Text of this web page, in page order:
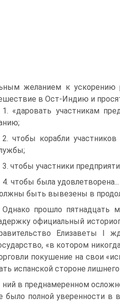
желанием к ускорению
в Ост-Индию и
1. «даровать участникам
2. чтобы корабли
3. чтобы участники
4. чтобы была
быть вывезены в
Однако прошло пятнадцать
официальный
Елизаветы I
«в котором
покушение на свои
испанской стороне
ний в преднамеренном
было полной уверенности в